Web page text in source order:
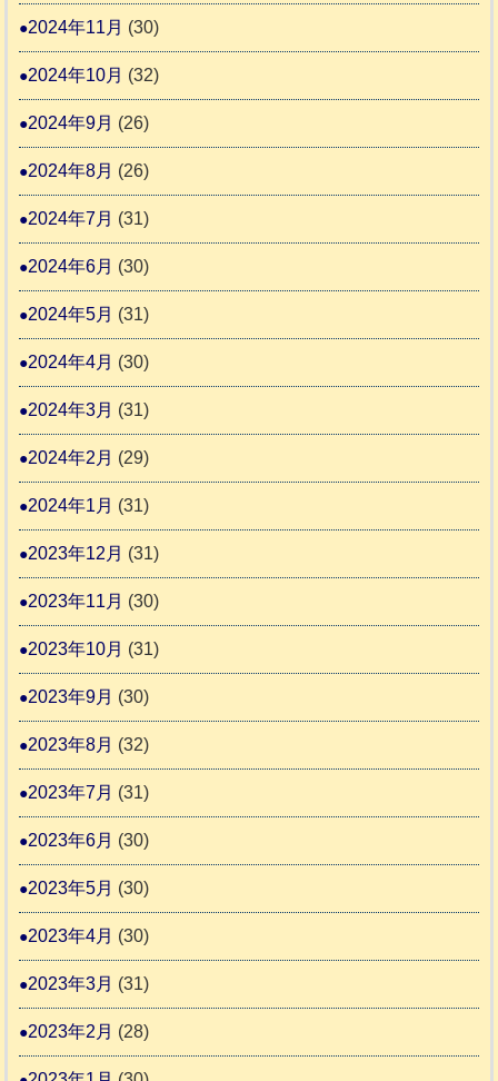
2024年11月 (30)
2024年10月 (32)
2024年9月 (26)
2024年8月 (26)
2024年7月 (31)
2024年6月 (30)
2024年5月 (31)
2024年4月 (30)
2024年3月 (31)
2024年2月 (29)
2024年1月 (31)
2023年12月 (31)
2023年11月 (30)
2023年10月 (31)
2023年9月 (30)
2023年8月 (32)
2023年7月 (31)
2023年6月 (30)
2023年5月 (30)
2023年4月 (30)
2023年3月 (31)
2023年2月 (28)